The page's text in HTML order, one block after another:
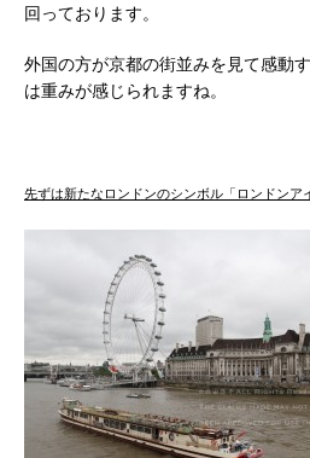
回っております。
外国の方が京都の街並みを見て感動
は重みが感じられますね。
先ずは新たなロンドンのシンボル「ロンドンア